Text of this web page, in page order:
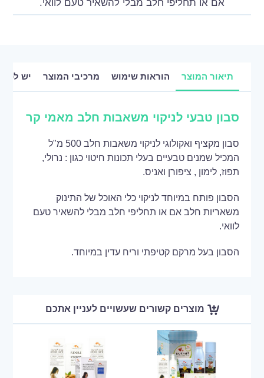
אם או תחליפי חלב מבלי להשאיר טעם לוואי.
תיאור המוצר הוראות שימוש מרכיבי המוצר יש
סבון טבעי לניקוי משאבות חלב מאמי קר
סבון מקציף ואקולוגי לניקוי משאבות חלב 500 מ"ל
המכיל שמנים טבעיים בעלי תכונות חיטוי כגון : נרולי,
תפוז, לימון , ציפורן ואניס.
הסבון פותח במיוחד לניקוי כלי האוכל של התינוק
משאריות חלב אם או תחליפי חלב מבלי להשאיר טעם
לוואי.
הסבון בעל מרקם קטיפתי וריח עדין במיוחד.
מוצרים קשורים שעשויים לעניין אתכם